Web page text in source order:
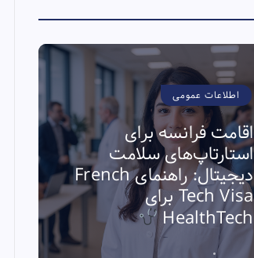
اطلاعات عمومی
اقامت فرانسه برای
استارتاپ‌های سلامت
دیجیتال: راهنمای French
Tech Visa برای
HealthTech